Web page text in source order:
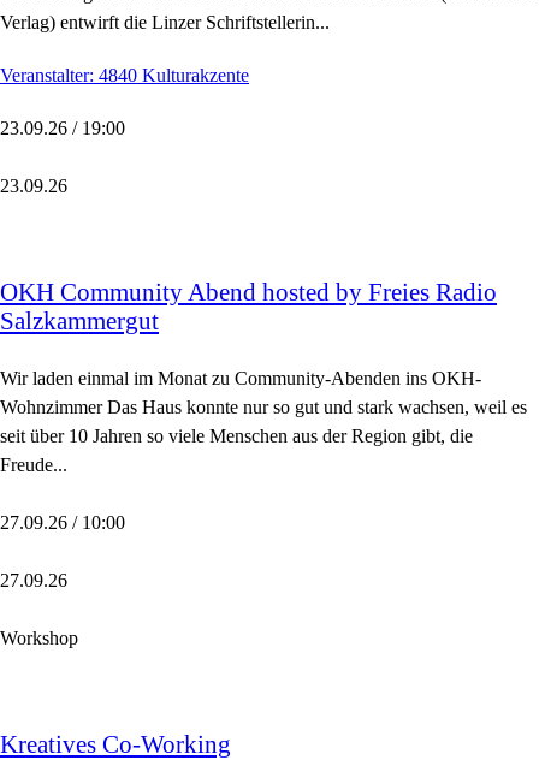
Verlag) entwirft die Linzer Schriftstellerin...
Veranstalter: 4840 Kulturakzente
23.09.26 / 19:00
23.09.26
OKH Community Abend hosted by Freies Radio
Salzkammergut
Wir laden einmal im Monat zu Community-Abenden ins OKH-
Wohnzimmer Das Haus konnte nur so gut und stark wachsen, weil es
seit über 10 Jahren so viele Menschen aus der Region gibt, die
Freude...
27.09.26 / 10:00
27.09.26
Workshop
Kreatives Co-Working